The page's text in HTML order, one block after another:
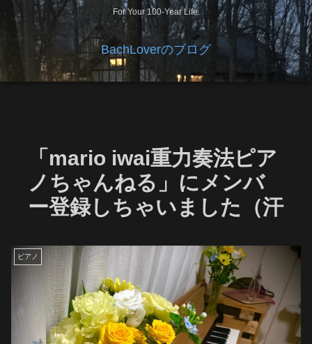
For Your 100-Year Life.
BachLoverのブログ
「mario iwai重力奏法ピア
ノちゃんねる」にメンバ
ー登録しちゃいました（汗
ピアノ